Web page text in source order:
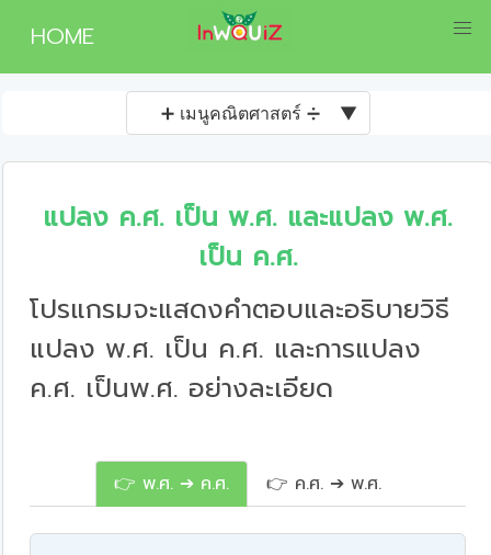
HOME
➕ เมนูคณิตศาสตร์ ➗ ▼
แปลง ค.ศ. เป็น พ.ศ. และแปลง พ.ศ.
เป็น ค.ศ.
โปรแกรมจะแสดงคำตอบและอธิบายวิธี
แปลง พ.ศ. เป็น ค.ศ. และการแปลง
ค.ศ. เป็นพ.ศ. อย่างละเอียด
👉 พ.ศ. ➔ ค.ศ. 👉 ค.ศ. ➔ พ.ศ.